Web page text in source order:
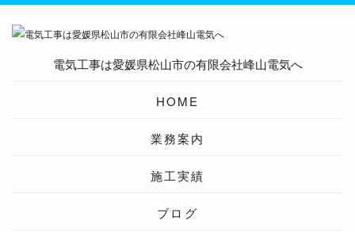
電気工事は愛媛県松山市の有限会社峰山電気へ
HOME
業務案内
施工実績
ブログ